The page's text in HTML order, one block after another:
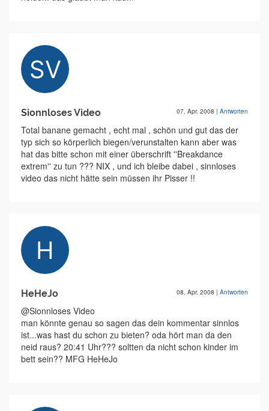
Sionnloses Video 07. Apr. 2008 | Antworten
Total banane gemacht , echt mal , schön und gut das der
typ sich so körperlich biegen/verunstalten kann aber was
hat das bitte schon mit einer überschrift ''Breakdance
extrem'' zu tun ??? NIX , und ich bleibe dabei , sinnloses
video das nicht hätte sein müssen ihr Pisser !!
HeHeJo 08. Apr. 2008 | Antworten
@Sionnloses Video
man könnte genau so sagen das dein kommentar sinnlos
ist...was hast du schon zu bieten? oda hört man da den
neid raus? 20:41 Uhr??? soltten da nicht schon kinder im
bett sein?? MFG HeHeJo